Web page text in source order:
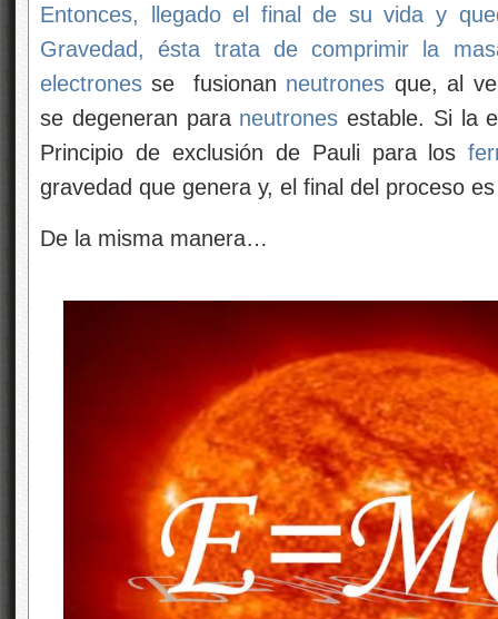
Entonces, llegado el final de su vida y
Gravedad, ésta trata de comprimir la
electrones se fusionan neutrones que, al
se degeneran para neutrones estable. Si la
Principio de exclusión de Pauli para los
gravedad que genera y, el final del proceso
De la misma manera…